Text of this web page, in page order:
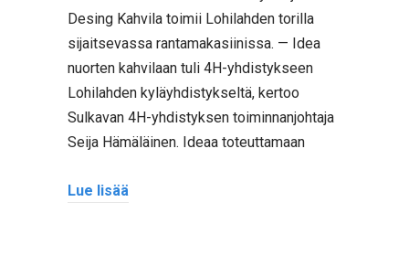
Desing Kahvila toimii Lohilahden torilla
sijaitsevassa rantamakasiinissa. — Idea
nuorten kahvilaan tuli 4H-yhdistykseen
Lohilahden kyläyhdistykseltä, kertoo
Sulkavan 4H-yhdistyksen toiminnanjohtaja
Seija Hämäläinen. Ideaa toteuttamaan
Lue lisää